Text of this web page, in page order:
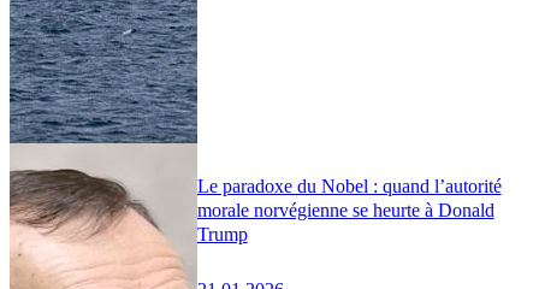
Le paradoxe du Nobel : quand l’autorité
morale norvégienne se heurte à Donald
Trump